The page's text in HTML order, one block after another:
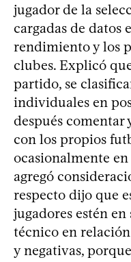
jugador de la
cargadas de datos
rendimiento y los
clubes. Explicó
partido, se
individuales en
después comentar
con los propios
ocasionalmente
agregó
respecto dijo que
jugadores estén
técnico en
y negativas,